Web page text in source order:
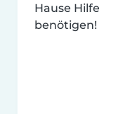
Hause Hilfe
benötigen!